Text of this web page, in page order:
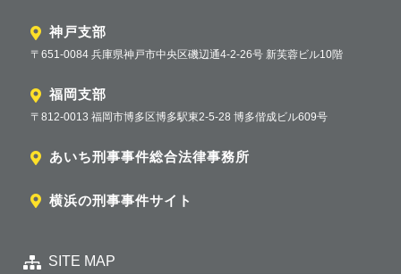
神戸支部
〒651-0084 兵庫県神戸市中央区磯辺通4-2-26号 新芙蓉ビル10階
福岡支部
〒812-0013 福岡市博多区博多駅東2-5-28 博多偕成ビル609号
あいち刑事事件総合法律事務所
横浜の刑事事件サイト
SITE MAP